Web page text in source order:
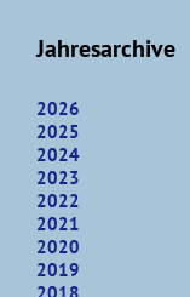
Jahresarchive
2026
2025
2024
2023
2022
2021
2020
2019